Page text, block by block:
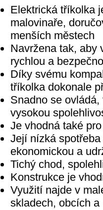
Elektrická tříkolka
malovinaře,
menších městech
Navržena tak, aby
rychlou a
Díky svému
tříkolka dokonale
Snadno se
vysokou
Je vhodná také
Její nízká
ekonomickou a
Tichý chod,
Konstrukce je
Využití najde v
skladech, obcích